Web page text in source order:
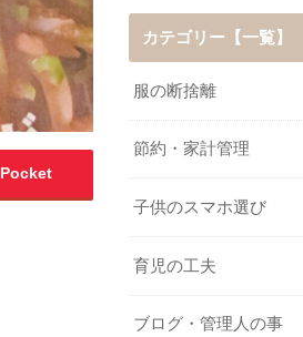
Pocket
カテゴリー【一覧】
服の断捨離
節約・家計管理
子供のスマホ選び
育児の工夫
ブログ・管理人の事